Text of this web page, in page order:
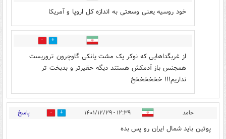
خود روسیه یعنی وسعتی به اندازه کل اروپا و آمریکا
1
از غربگداهایی که نوکر یک مشت یانکی گاوچرون تروريست
همجنس باز آدمکش هستند دیگه حقیرتر و بدبخت تر
نداریم!!! خخخخخخخ
حامد ۱۲:۳۹ - ۱۴۰۱/۱۲/۲۹ 0 پاسخ
پوتین باید شمال ایران رو پس بده